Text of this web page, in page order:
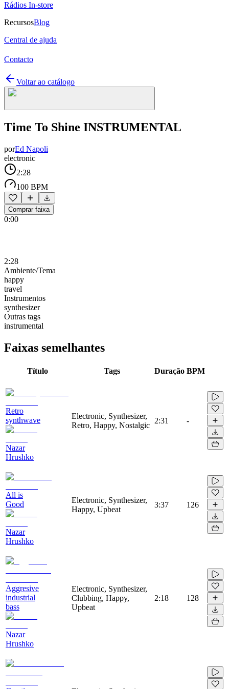
Rádios In-store
RecursosBlog
Central de ajuda
Contacto
Voltar ao catálogo
Time To Shine INSTRUMENTAL
porEd Napoli
electronic
2:28
100 BPM
Comprar faixa
0:00
2:28
Ambiente/Tema
happy
travel
Instrumentos
synthesizer
Outras tags
instrumental
Faixas semelhantes
Título Tags Duração BPM
Retro
synthwave
Nazar
Hrushko
Electronic, Synthesizer,
Retro, Happy, Nostalgic
2:31 -
All is
Good
Nazar
Hrushko
Electronic, Synthesizer,
Happy, Upbeat
3:37 126
Aggresive
industrial
bass
Nazar
Hrushko
Electronic, Synthesizer,
Clubbing, Happy,
Upbeat
2:18 128